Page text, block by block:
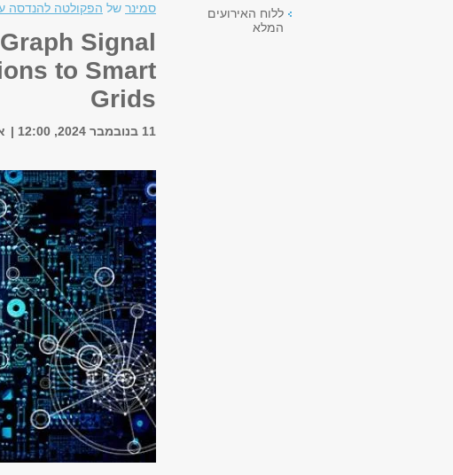
ללוח האירועים
המלא
סמינר של הפקולטה להנדסה
Signal
to Smart
Grids
11 בנובמבר 2024, 12:00